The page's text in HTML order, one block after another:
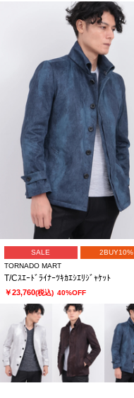
SALE
2BUY10%
TORNADO MART
T/Cｽｴｰﾄﾞﾗｲﾅｰﾂｷｶｴｼｴﾘｼﾞｬｹｯﾄ
￥23,760(税込) 40%OFF